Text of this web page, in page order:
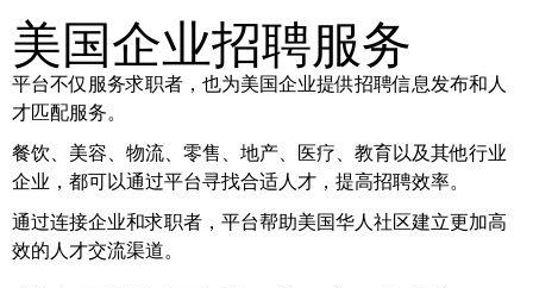
美国企业招聘服务
平台不仅服务求职者，也为美国企业提供招聘信息发布和人
才匹配服务。
餐饮、美容、物流、零售、地产、医疗、教育以及其他行业
企业，都可以通过平台寻找合适人才，提高招聘效率。
通过连接企业和求职者，平台帮助美国华人社区建立更加高
效的人才交流渠道。